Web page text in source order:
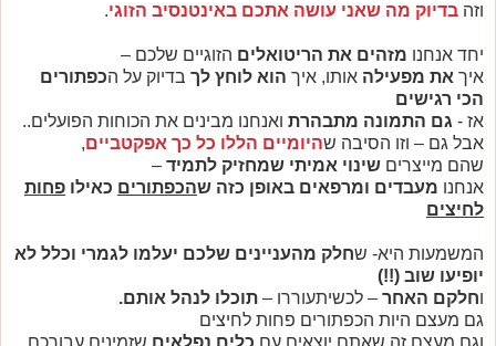
וזה בדיוק מה שאני עושה אתכם באינטנסיב הזוגי.
יחד אנחנו מזהים את הריטואלים הזוגיים שלכם –
איך את מפעילה אותו, איך הוא לוחץ לך בדיוק על הכפתורים
הכי רגישים
אז - גם התמונה מתבהרת ואנחנו מבינים את הכוחות הפועלים..
אבל גם – וזו הסיבה שהיומיים הללו כל כך אפקטביים,
שהם מייצרים שינוי אמיתי שמחזיק לתמיד –
אנחנו מעבדים ומרפאים באופן כזה שהכפתורים כאילו פחות
לחיצים
המשמעות היא- שחלק מהעניינים שלכם יעלמו לגמרי וכלל לא
יופיעו שוב (!!)
וחלקם האחר – לכשיתעוררו – תוכלו לנהל אותם.
גם מעצם היות הכפתורים פחות לחיצים